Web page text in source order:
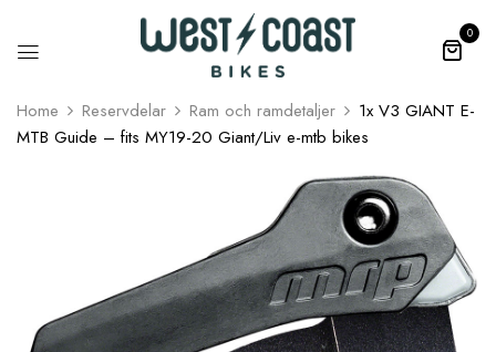
0
Home Reservdelar Ram och ramdetaljer
1x V3 GIANT E-
MTB Guide – fits MY19-20 Giant/Liv e-mtb bikes